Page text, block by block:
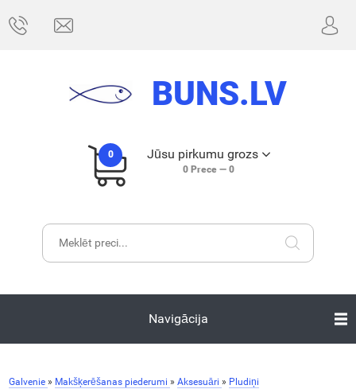
BUNS.LV
0 Jūsu pirkumu grozs
0Prece — 0
Navigācija
Galvenie » Makšķerēšanas piederumi » Aksesuāri » Pludiņi